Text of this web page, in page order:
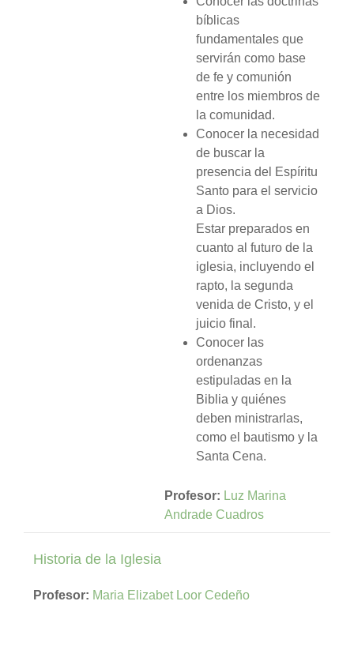
bíblicas
fundamentales que
servirán como base
de fe y comunión
entre los miembros de
la comunidad.
Conocer la necesidad
de buscar la
presencia del Espíritu
Santo para el servicio
a Dios.
Estar preparados en
cuanto al futuro de la
iglesia, incluyendo el
rapto, la segunda
venida de Cristo, y el
juicio final.
Conocer las
ordenanzas
estipuladas en la
Biblia y quiénes
deben ministrarlas,
como el bautismo y la
Santa Cena.
Profesor: Luz Marina
Andrade Cuadros
Historia de la Iglesia
Profesor: Maria Elizabet Loor Cedeño